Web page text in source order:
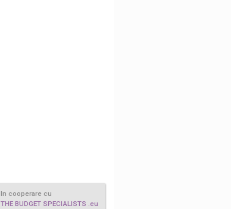
In cooperare cu
THE BUDGET SPECIALISTS .eu